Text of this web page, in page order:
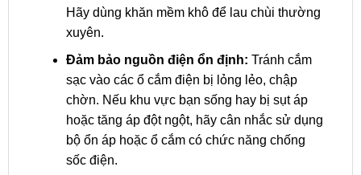
Hãy dùng khăn mềm khô để lau chùi thường
xuyên.
Đảm bảo nguồn điện ổn định: Tránh cắm
sạc vào các ổ cắm điện bị lỏng lẻo, chập
chờn. Nếu khu vực bạn sống hay bị sụt áp
hoặc tăng áp đột ngột, hãy cân nhắc sử dụng
bộ ổn áp hoặc ổ cắm có chức năng chống
sốc điện.